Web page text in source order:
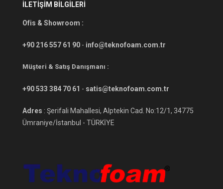
İLETİŞİM BİLGİLERİ
Ofis & Showroom :
+90 216 557 61 90 - info@teknofoam.com.tr
Müşteri & Satış Danışmanı :
+90 533 384 70 61 - satis@teknofoam.com.tr
Adres : Şerifali Mahallesi, Alptekin Cad. No:12/1, 34775
Ümraniye/İstanbul - TÜRKİYE